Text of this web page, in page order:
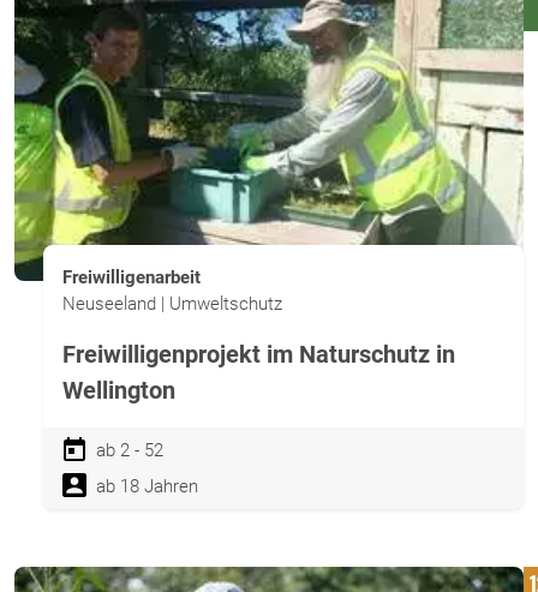
Freiwilligenarbeit
Neuseeland | Umweltschutz
Freiwilligenprojekt im Naturschutz in
Wellington
ab 2 - 52
ab 18 Jahren